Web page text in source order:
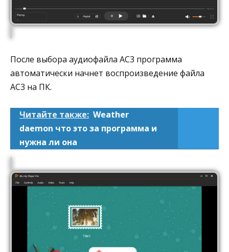
После выбора аудиофайла AC3 программа
автоматически начнет воспроизведение файла
AC3 на ПК.
Читайте также: Weather
daemon что это за программа и
нужна ли она